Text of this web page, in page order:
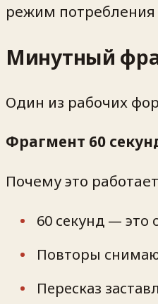
режим
Минутный
Один из рабочих
Фрагмент 60
Почему это
60 секунд — это
Повторы
Пересказ